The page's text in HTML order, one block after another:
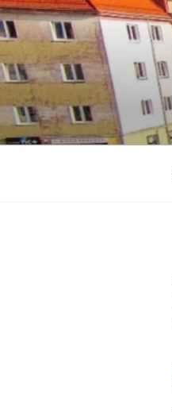
Przejdź
do
treści